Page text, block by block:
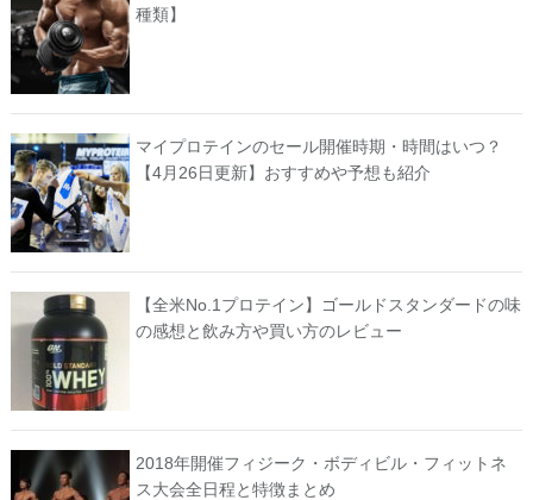
種類】
マイプロテインのセール開催時期・時間はいつ？
【4月26日更新】おすすめや予想も紹介
【全米No.1プロテイン】ゴールドスタンダードの味
の感想と飲み方や買い方のレビュー
2018年開催フィジーク・ボディビル・フィットネ
ス大会全日程と特徴まとめ